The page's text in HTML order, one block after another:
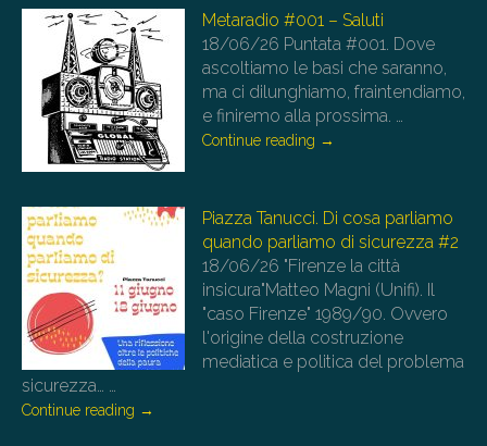
Metaradio #001 – Saluti
18/06/26 Puntata #001. Dove
ascoltiamo le basi che saranno,
ma ci dilunghiamo, fraintendiamo,
e finiremo alla prossima.
Continue reading →
Piazza Tanucci. Di cosa parliamo
quando parliamo di sicurezza #2
18/06/26 "Firenze la città
insicura"Matteo Magni (Unifi). Il
"caso Firenze" 1989/90. Ovvero
l'origine della costruzione
mediatica e politica del problema
sicurezza…
Continue reading →